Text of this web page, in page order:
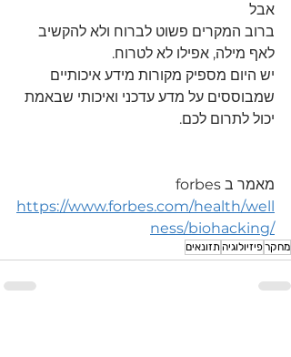
אבל
ברוב המקרים פשוט לברוח ולא להקשיב
לאף מילה, אפילו לא לטרוח.
יש היום מספיק מקורות מידע איכותיים
שמבוססים על מדע עדכני ואיכותי שבאמת
יכול לתרום לכם.
מאמר ב forbes
https://www.forbes.com/health/well
ness/biohacking/
מחקרפיזיולוגיה תזונאים